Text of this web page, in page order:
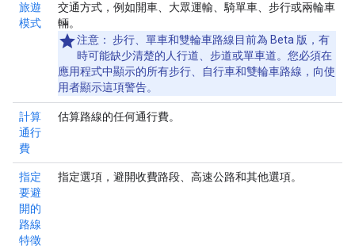
旅遊
模式
交通方式，例如開車、大眾運輸、騎單車、步行或兩輪車
輛。
注意： 步行、單車和雙輪車路線目前為 Beta 版，有
時可能缺少清楚的人行道、步道或單車道。您必須在
應用程式中顯示的所有步行、自行車和雙輪車路線，向使
用者顯示這項警告。
計算
通行
費
估算路線的任何通行費。
指定
要避
開的
路線
特徵
指定選項，避開收費路段、高速公路和其他選項。